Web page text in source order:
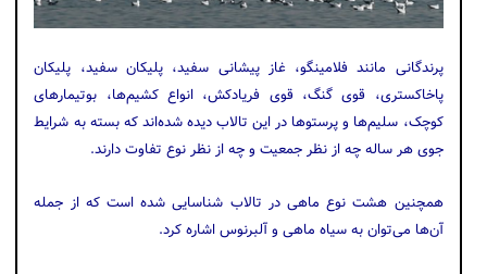
پرندگانی مانند فلامینگو، غاز پیشانی سفید، پلیکان سفید، پلیکان
پاخاکستری، قوی گنگ، قوی فریادکش، انواع کشیم‌ها، بوتیمارهای
کوچک، سلیم‌ها و پرستو‌ها در این تالاب دیده شده‌اند که بسته به شرایط
جوی هر ساله چه از نظر جمعیت و چه از نظر نوع تفاوت دارند.
همچنین هشت نوع ماهی در تالاب شناسایی شده‌ است که از جمله
آن‌ها می‌توان به سیاه ماهی و آلبرنوس اشاره کرد.